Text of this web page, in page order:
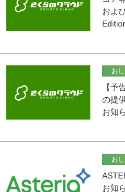
およ
お
【予
の提
お知
お
お知